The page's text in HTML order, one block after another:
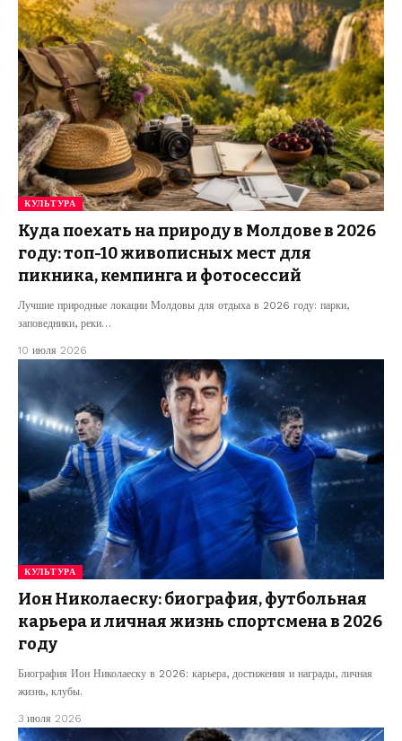
КУЛЬТУРА
Куда поехать на природу в Молдове в 2026
году: топ-10 живописных мест для
пикника, кемпинга и фотосессий
Лучшие природные локации Молдовы для отдыха в 2026 году: парки,
заповедники, реки…
10 июля 2026
КУЛЬТУРА
Ион Николаеску: биография, футбольная
карьера и личная жизнь спортсмена в 2026
году
Биография Ион Николаеску в 2026: карьера, достижения и награды, личная
жизнь, клубы.
3 июля 2026